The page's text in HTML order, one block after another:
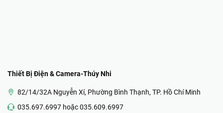
Thiết Bị Điện & Camera-Thúy Nhi
82/14/32A Nguyễn Xí, Phường Bình Thạnh, TP. Hồ Chí Minh
035.697.6997 hoặc 035.609.6997